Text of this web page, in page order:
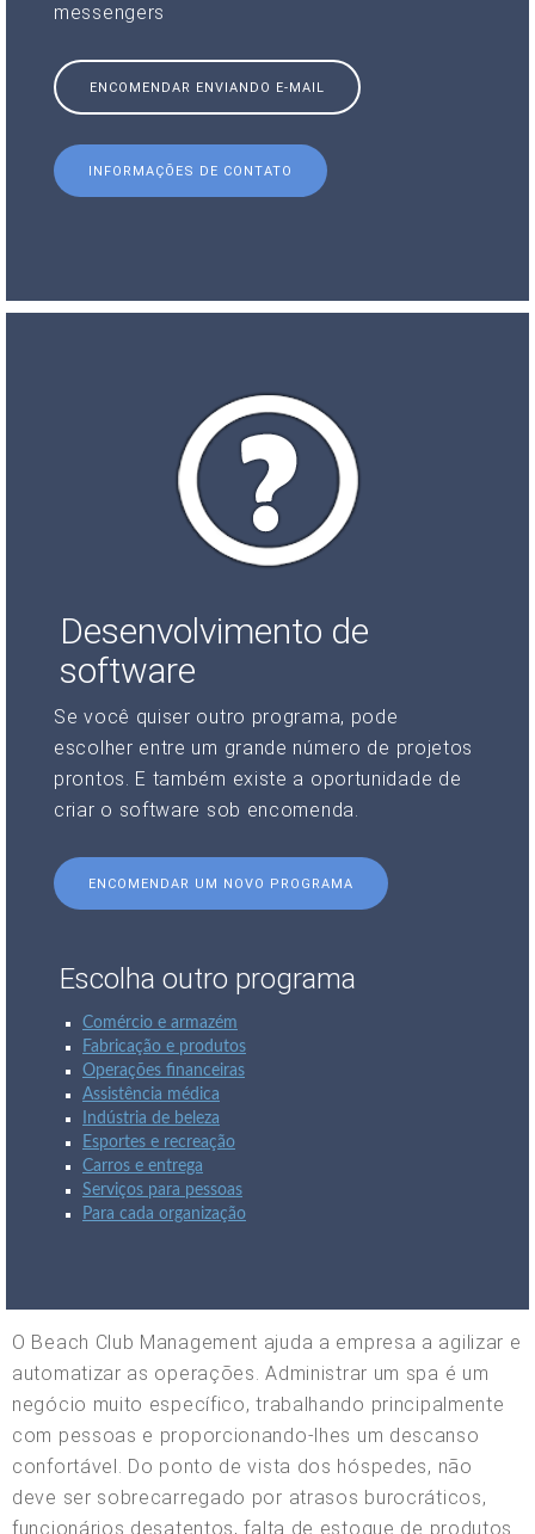
messengers
ENCOMENDAR ENVIANDO E-MAIL
INFORMAÇÕES DE CONTATO
Desenvolvimento de
software
Se você quiser outro programa, pode
escolher entre um grande número de projetos
prontos. E também existe a oportunidade de
criar o software sob encomenda.
ENCOMENDAR UM NOVO PROGRAMA
Escolha outro programa
Comércio e armazém
Fabricação e produtos
Operações financeiras
Assistência médica
Indústria de beleza
Esportes e recreação
Carros e entrega
Serviços para pessoas
Para cada organização
O Beach Club Management ajuda a empresa a agilizar e
automatizar as operações. Administrar um spa é um
negócio muito específico, trabalhando principalmente
com pessoas e proporcionando-lhes um descanso
confortável. Do ponto de vista dos hóspedes, não
deve ser sobrecarregado por atrasos burocráticos,
funcionários desatentos, falta de estoque de produtos